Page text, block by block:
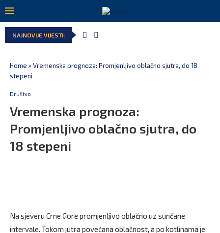
NAJNOVIJE VIJESTI:
Home »Vremenska prognoza: Promjenljivo oblačno sjutra, do 18
stepeni
Društvo
Vremenska prognoza:
Promjenljivo oblačno sjutra, do
18 stepeni
Na sjeveru Crne Gore promjenljivo oblačno uz sunčane
intervale. Tokom jutra povećana oblačnost, a po kotlinama je